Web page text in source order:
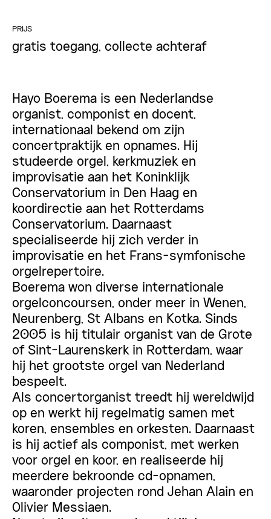
PRIJS
gratis toegang, collecte achteraf
Hayo Boerema is een Nederlandse
organist, componist en docent,
internationaal bekend om zijn
concertpraktijk en opnames. Hij
studeerde orgel, kerkmuziek en
improvisatie aan het Koninklijk
Conservatorium in Den Haag en
koordirectie aan het Rotterdams
Conservatorium. Daarnaast
specialiseerde hij zich verder in
improvisatie en het Frans-symfonische
orgelrepertoire.
Boerema won diverse internationale
orgelconcoursen, onder meer in Wenen,
Neurenberg, St Albans en Kotka. Sinds
2005 is hij titulair organist van de Grote
of Sint-Laurenskerk in Rotterdam, waar
hij het grootste orgel van Nederland
bespeelt.
Als concertorganist treedt hij wereldwijd
op en werkt hij regelmatig samen met
koren, ensembles en orkesten. Daarnaast
is hij actief als componist, met werken
voor orgel en koor, en realiseerde hij
meerdere bekroonde cd-opnamen,
waaronder projecten rond Jehan Alain en
Olivier Messiaen.